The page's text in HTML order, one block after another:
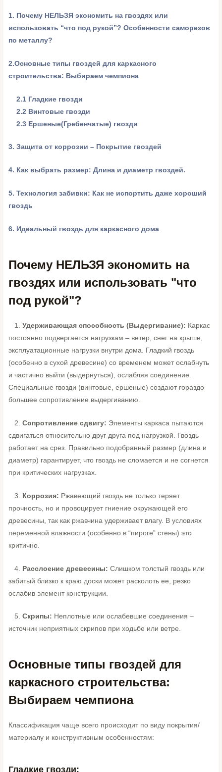
1. Почему НЕЛЬЗЯ экономить на гвоздях или
использовать “что под рукой”? Особенности саморезов
по металлу?
2.Основные типы гвоздей для каркасного
строительства: Выбираем чемпиона
2.1 Гладкие гвозди
2.2 Винтовые гвозди
2.3 Ершеные(Гребенчатые) гвозди
3.Защита от коррозии – Покрытие гвоздей
4. Как выбрать размер: Длина и диаметр гвоздей.
5. Технология забивки: Как не испортить даже хороший
гвоздь
6. Идеальный гвоздь для каркасного дома
Почему НЕЛЬЗЯ экономить на
гвоздях или использовать "что
под рукой"?
1.Удерживающая способность (Выдергивание): Каркас
постоянно подвергается нагрузкам – ветер, снег на крыше,
эксплуатационные нагрузки внутри дома. Гладкий гвоздь
(особенно в сухой древесине) со временем может ослабнуть
и частично выйти (выдернуться), ослабляя соединение.
Специальные гвозди (винтовые, ершеные) создают гораздо
большее сопротивление выдергиванию.
2.Сопротивление сдвигу: Элементы каркаса пытаются
сдвигаться относительно друг друга под нагрузкой. Гвоздь
работает на срез. Правильно подобранный размер (длина и
диаметр) гарантирует, что гвоздь не сломается и не согнется
при критических нагрузках.
3. Коррозия: Ржавеющий гвоздь не только теряет
прочность, но и провоцирует гниение окружающей его
древесины, так как ржавчина удерживает влагу. В условиях
переменной влажности (особенно в “пироге” стены) это
критично.
4. Расслоение древесины: Слишком толстый гвоздь или
забитый близко к краю доски может расколоть ее, резко
ослабив элемент конструкции.
5.Скрипы: Неплотные или ослабевшие соединения –
источник неприятных скрипов при ходьбе или ветре.
Основные типы гвоздей для
каркасного строительства:
Выбираем чемпиона
Классификация чаще всего происходит по виду покрытия/
материалу и конструктивным особенностям:
Гладкие гвозди: